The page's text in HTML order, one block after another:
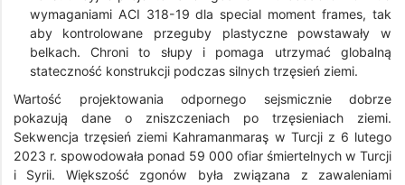
wymaganiami ACI 318-19 dla special moment frames, tak
aby kontrolowane przeguby plastyczne powstawały w
belkach. Chroni to słupy i pomaga utrzymać globalną
stateczność konstrukcji podczas silnych trzęsień ziemi.
Wartość projektowania odpornego sejsmicznie dobrze
pokazują dane o zniszczeniach po trzęsieniach ziemi.
Sekwencja trzęsień ziemi Kahramanmaraş w Turcji z 6 lutego
2023 r. spowodowała ponad 59 000 ofiar śmiertelnych w Turcji
i Syrii. Większość zgonów była związana z zawaleniami